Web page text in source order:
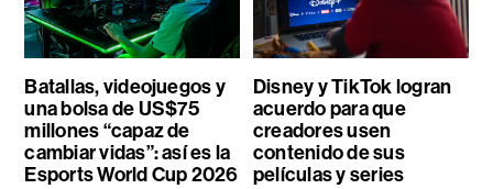
Batallas, videojuegos y
una bolsa de US$75
millones “capaz de
cambiar vidas”: así es la
Esports World Cup 2026
Disney y TikTok logran
acuerdo para que
creadores usen
contenido de sus
películas y series